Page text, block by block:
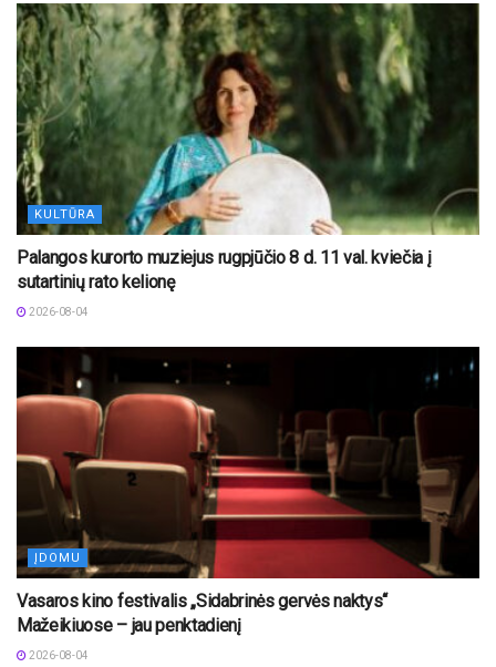
KULTŪRA
Palangos kurorto muziejus rugpjūčio 8 d. 11 val. kviečia į
sutartinių rato kelionę
2026-08-04
ĮDOMU
Vasaros kino festivalis „Sidabrinės gervės naktys“
Mažeikiuose – jau penktadienį
2026-08-04